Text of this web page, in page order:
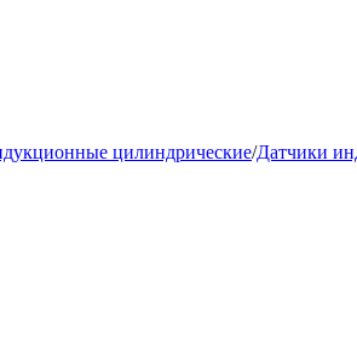
цилиндрические/Датчики